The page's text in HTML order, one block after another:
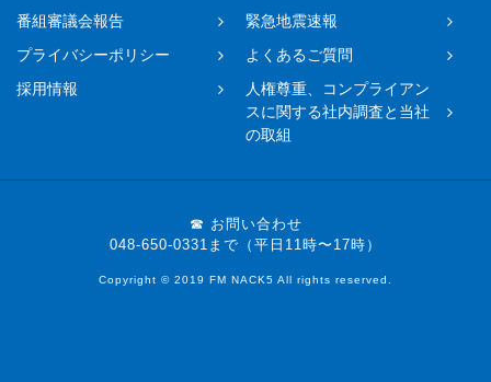
番組審議会報告
緊急地震速報
プライバシーポリシー
よくあるご質問
採用情報
人権尊重、コンプライアン
スに関する社内調査と当社
の取組
☎ お問い合わせ
048-650-0331まで（平日11時〜17時）
Copyright © 2019 FM NACK5 All rights reserved.